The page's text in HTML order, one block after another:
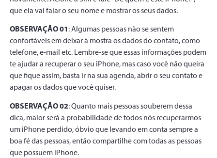
que ela vai falar o seu nome e mostrar os seus dados.
OBSERVAÇÃO 01: Algumas pessoas não se sentem
confortáveis em deixar à mostra os dados do contato, como
telefone, e-mail etc. Lembre-se que essas informações podem
te ajudar a recuperar o seu iPhone, mas caso você não queira
que fique assim, basta ir na sua agenda, abrir o seu contato e
apagar os dados que você quiser.
OBSERVAÇÃO 02: Quanto mais pessoas souberem dessa
dica, maior será a probabilidade de todos nós recuperarmos
um iPhone perdido, óbvio que levando em conta sempre a
boa fé das pessoas, então compartilhe com todas as pessoas
que possuem iPhone.